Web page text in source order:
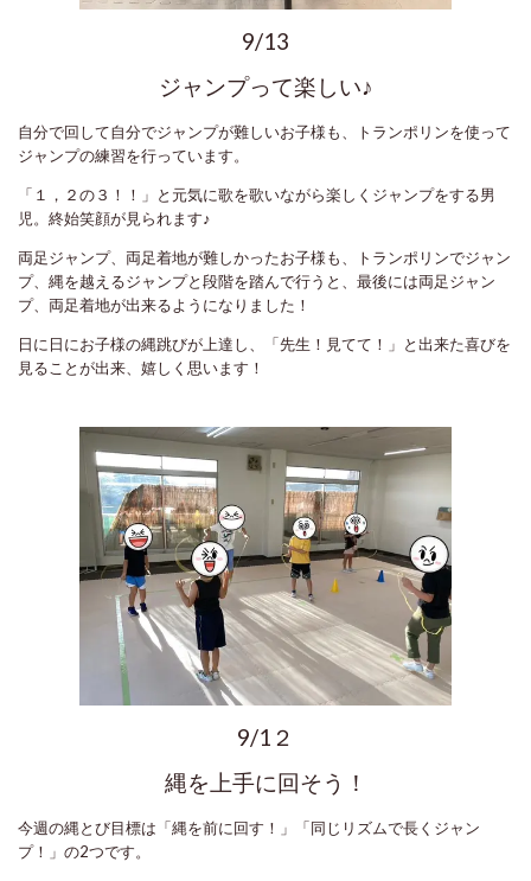
9/13
ジャンプって楽しい♪
自分で回して自分でジャンプが難しいお子様も、トランポリンを使って
ジャンプの練習を行っています。
「１，２の３！！」と元気に歌を歌いながら楽しくジャンプをする男
児。終始笑顔が見られます♪
両足ジャンプ、両足着地が難しかったお子様も、トランポリンでジャン
プ、縄を越えるジャンプと段階を踏んで行うと、最後には両足ジャン
プ、両足着地が出来るようになりました！
日に日にお子様の縄跳びが上達し、「先生！見てて！」と出来た喜びを
見ることが出来、嬉しく思います！
9/1２
縄を上手に回そう！
今週の縄とび目標は「縄を前に回す！」「同じリズムで長くジャン
プ！」の2つです。